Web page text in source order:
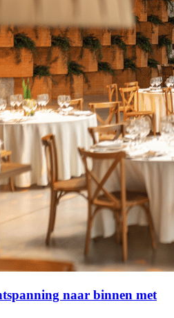
naar binnen met